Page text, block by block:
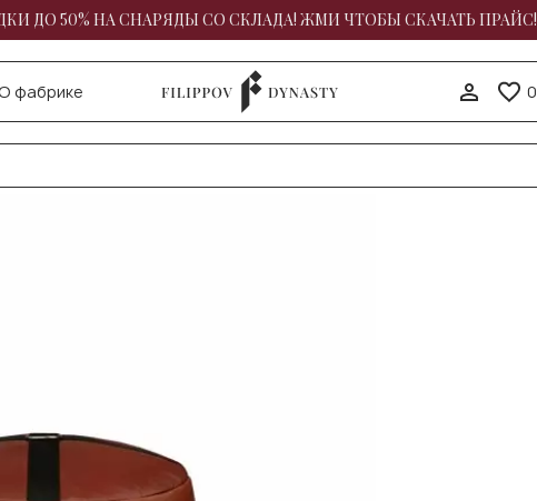
ДО 50% НА СНАРЯДЫ СО СКЛАДА! ЖМИ ЧТОБЫ СКАЧАТЬ ПРАЙС!
фабрике 0